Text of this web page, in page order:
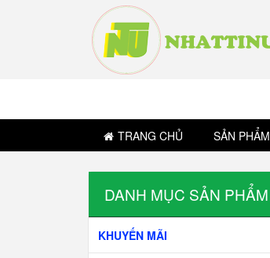
TRANG CHỦ SẢN PHẨM
DANH MỤC SẢN PHẨM
KHUYẾN MÃI